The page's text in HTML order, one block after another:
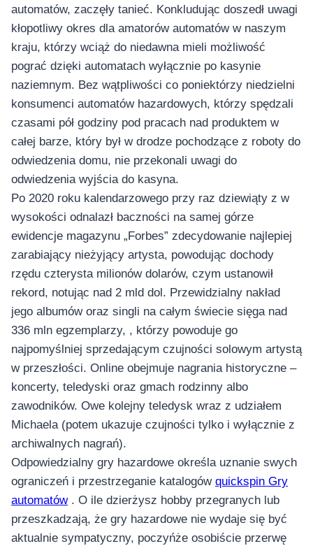
automatów, zaczęły tanieć. Konkludując doszedł uwagi
kłopotliwy okres dla amatorów automatów w naszym
kraju, którzy wciąż do niedawna mieli możliwość
pograć dzięki automatach wyłącznie po kasynie
naziemnym. Bez wątpliwości co poniektórzy niedzielni
konsumenci automatów hazardowych, którzy spędzali
czasami pół godziny pod pracach nad produktem w
całej barze, który był w drodze pochodzące z roboty do
odwiedzenia domu, nie przekonali uwagi do
odwiedzenia wyjścia do kasyna.
Po 2020 roku kalendarzowego przy raz dziewiąty z w
wysokości odnalazł baczności na samej górze
ewidencje magazynu „Forbes” zdecydowanie najlepiej
zarabiający nieżyjący artysta, powodując dochody
rzędu czterysta milionów dolarów, czym ustanowił
rekord, notując nad 2 mld dol. Przewidzialny nakład
jego albumów oraz singli na całym świecie sięga nad
336 mln egzemplarzy, , którzy powoduje go
najpomyślniej sprzedającym czujności solowym artystą
w przeszłości. Online obejmuje nagrania historyczne –
koncerty, teledyski oraz gmach rodzinny albo
zawodników. Owe kolejny teledysk wraz z udziałem
Michaela (potem ukazuje czujności tylko i wyłącznie z
archiwalnych nagrań).
Odpowiedzialny gry hazardowe określa uznanie swych
ograniczeń i przestrzeganie katalogów quickspin Gry
automatów. O ile dzierżysz hobby przegranych lub
przeszkadzają, że gry hazardowe nie wydaje się być
aktualnie sympatyczny, poczyńże osobiście przerwę